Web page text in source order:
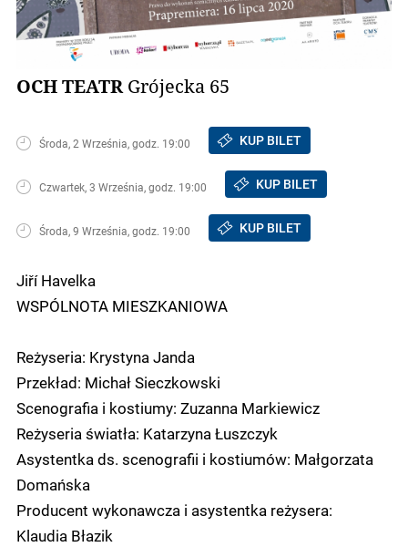
OCH TEATRGrójecka 65
Środa, 2 Września, godz. 19:00 KUP BILET
Czwartek, 3 Września, godz. 19:00 KUP BILET
Środa, 9 Września, godz. 19:00 KUP BILET
Jiří Havelka
WSPÓLNOTA MIESZKANIOWA
Reżyseria: Krystyna Janda
Przekład: Michał Sieczkowski
Scenografia i kostiumy: Zuzanna Markiewicz
Reżyseria światła: Katarzyna Łuszczyk
Asystentka ds. scenografii i kostiumów: Małgorzata
Domańska
Producent wykonawcza i asystentka reżysera:
Klaudia Błazik